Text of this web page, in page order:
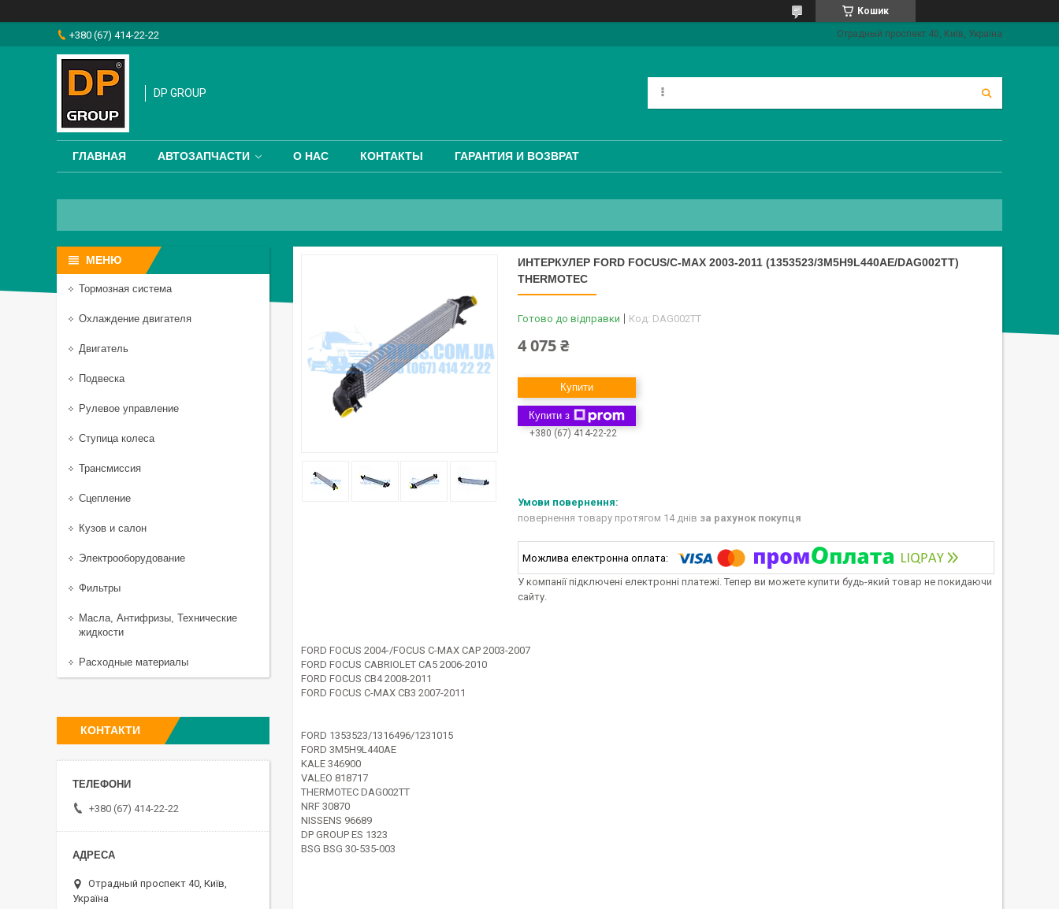
Кошик
+380 (67) 414-22-22 Отрадный проспект 40, Київ, Україна
DP GROUP
ГЛАВНАЯ АВТОЗАПЧАСТИ О НАС КОНТАКТЫ ГАРАНТИЯ И ВОЗВРАТ
ИНТЕРКУЛЕР FORD FOCUS/C-MAX 2003-2011 (1353523/3M5H9L440AE/DAG002TT)
THERMOTEC
Готово до відправки Код: DAG002TT
4 075 ₴
Купити
Купити з
+380 (67) 414-22-22
повернення товару протягом 14 днів за рахунок покупця
У компанії підключені електронні платежі. Тепер ви можете купити будь-який товар не покидаючи
сайту.
FORD FOCUS 2004-/FOCUS C-MAX CAP 2003-2007
FORD FOCUS CABRIOLET CA5 2006-2010
FORD FOCUS CB4 2008-2011
FORD FOCUS C-MAX CB3 2007-2011
FORD 1353523/1316496/1231015
FORD 3M5H9L440AE
KALE 346900
VALEO 818717
THERMOTEC DAG002TT
NRF 30870
NISSENS 96689
DP GROUP ES 1323
BSG BSG 30-535-003
Тормозная система
Охлаждение двигателя
Двигатель
Подвеска
Рулевое управление
Ступица колеса
Трансмиссия
Сцепление
Кузов и салон
Электрооборудование
Фильтры
Масла, Антифризы, Технические
жидкости
Расходные материалы
КОНТАКТИ
+380 (67) 414-22-22
Отрадный проспект 40, Київ,
Україна